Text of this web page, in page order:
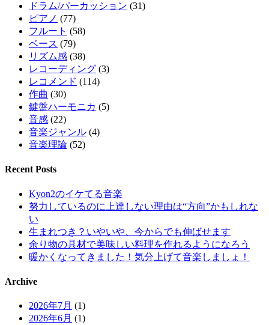
ドラム/パーカッション (31)
ピアノ (77)
フルート (58)
ベース (79)
リズム感 (38)
レコーディング (3)
レコメンド (114)
作曲 (30)
鍵盤ハーモニカ (5)
音感 (22)
音楽ジャンル (4)
音楽理論 (52)
Recent Posts
Kyon2のイケてる音楽
努力しているのに上達しない理由は“方向”かもしれな
い
生まれつき？いやいや、今からでも伸ばせます
余り物の具材で美味しい料理を作れるようになろう
暖かくなってきました！気分上げて音楽しましょ！
Archive
2026年7月 (1)
2026年6月 (1)